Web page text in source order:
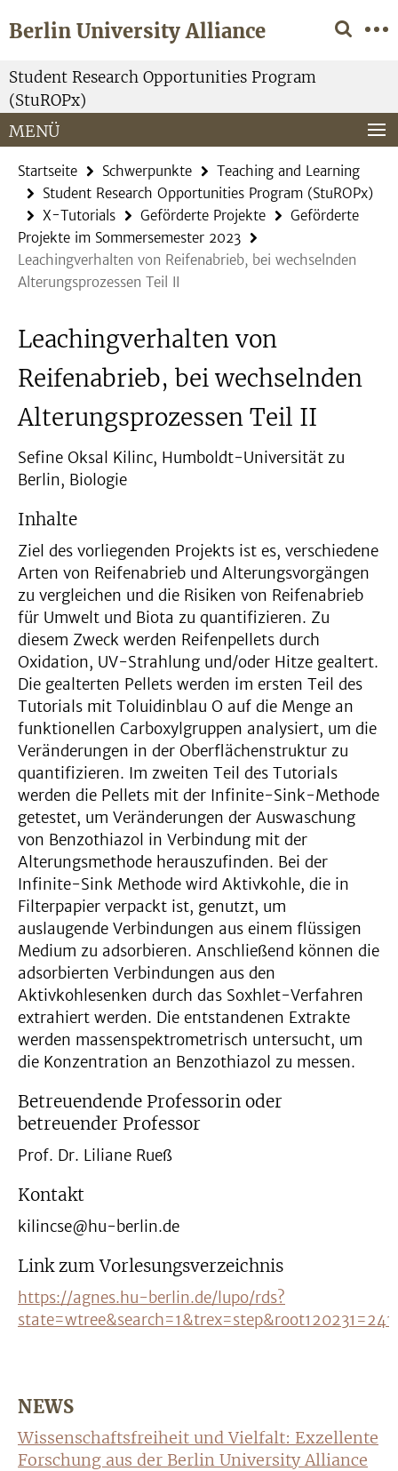
direkt
Inhalt
Berlin University Alliance
Service-
Navigation
Student Research Opportunities Program
(StuROPx)
MENÜ
Startseite Schwerpunkte
Teaching and Learning
Student Research Opportunities Program (StuROPx)
X-Tutorials
Geförderte Projekte
Geförderte
Projekte im Sommersemester 2023
Leachingverhalten von Reifenabrieb, bei wechselnden
Alterungsprozessen Teil II
Leachingverhalten von
Reifenabrieb, bei wechselnden
Alterungsprozessen Teil II
Sefine Oksal Kilinc, Humboldt-Universität zu
Berlin, Biologie
Inhalte
Ziel des vorliegenden Projekts ist es, verschiedene
Arten von Reifenabrieb und Alterungsvorgängen
zu vergleichen und die Risiken von Reifenabrieb
für Umwelt und Biota zu quantifizieren. Zu
diesem Zweck werden Reifenpellets durch
Oxidation, UV-Strahlung und/oder Hitze gealtert.
Die gealterten Pellets werden im ersten Teil des
Tutorials mit Toluidinblau O auf die Menge an
funktionellen Carboxylgruppen analysiert, um die
Veränderungen in der Oberflächenstruktur zu
quantifizieren. Im zweiten Teil des Tutorials
werden die Pellets mit der Infinite-Sink-Methode
getestet, um Veränderungen der Auswaschung
von Benzothiazol in Verbindung mit der
Alterungsmethode herauszufinden. Bei der
Infinite-Sink Methode wird Aktivkohle, die in
Filterpapier verpackt ist, genutzt, um
auslaugende Verbindungen aus einem flüssigen
Medium zu adsorbieren. Anschließend können die
adsorbierten Verbindungen aus den
Aktivkohlesenken durch das Soxhlet-Verfahren
extrahiert werden. Die entstandenen Extrakte
werden massenspektrometrisch untersucht, um
die Konzentration an Benzothiazol zu messen.
Betreuendende Professorin oder
betreuender Professor
Prof. Dr. Liliane Rueß
Kontakt
kilincse@hu-berlin.de
Link zum Vorlesungsverzeichnis
https://agnes.hu-berlin.de/lupo/rds?
NEWS
Wissenschaftsfreiheit und Vielfalt: Exzellente
Forschung aus der Berlin University Alliance